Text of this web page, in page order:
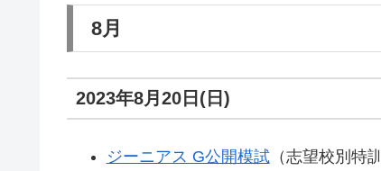
8月
2023年8月20日(日)
ジーニアス G公開模試（志望校別特